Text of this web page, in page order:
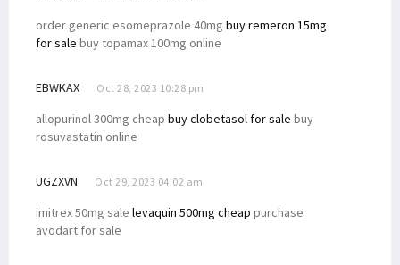
order generic esomeprazole 40mg buy remeron 15mg
for sale buy topamax 100mg online
EBWKAX Oct 28, 2023 10:28 pm
allopurinol 300mg cheap buy clobetasol for sale buy
rosuvastatin online
UGZXVN Oct 29, 2023 04:02 am
imitrex 50mg sale levaquin 500mg cheap purchase
avodart for sale